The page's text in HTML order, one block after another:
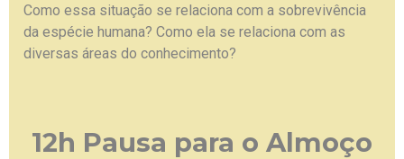
Como essa situação se relaciona com a sobrevivência
da espécie humana? Como ela se relaciona com as
diversas áreas do conhecimento?
12h Pausa para o Almoço